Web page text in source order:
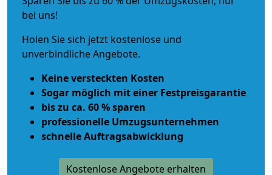
bei uns!
Holen Sie sich jetzt kostenlose und
unverbindliche Angebote.
Keine versteckten Kosten
Sogar möglich mit einer Festpreisgarantie
bis zu ca. 60 % sparen
professionelle Umzugsunternehmen
schnelle Auftragsabwicklung
Kostenlose Angebote erhalten